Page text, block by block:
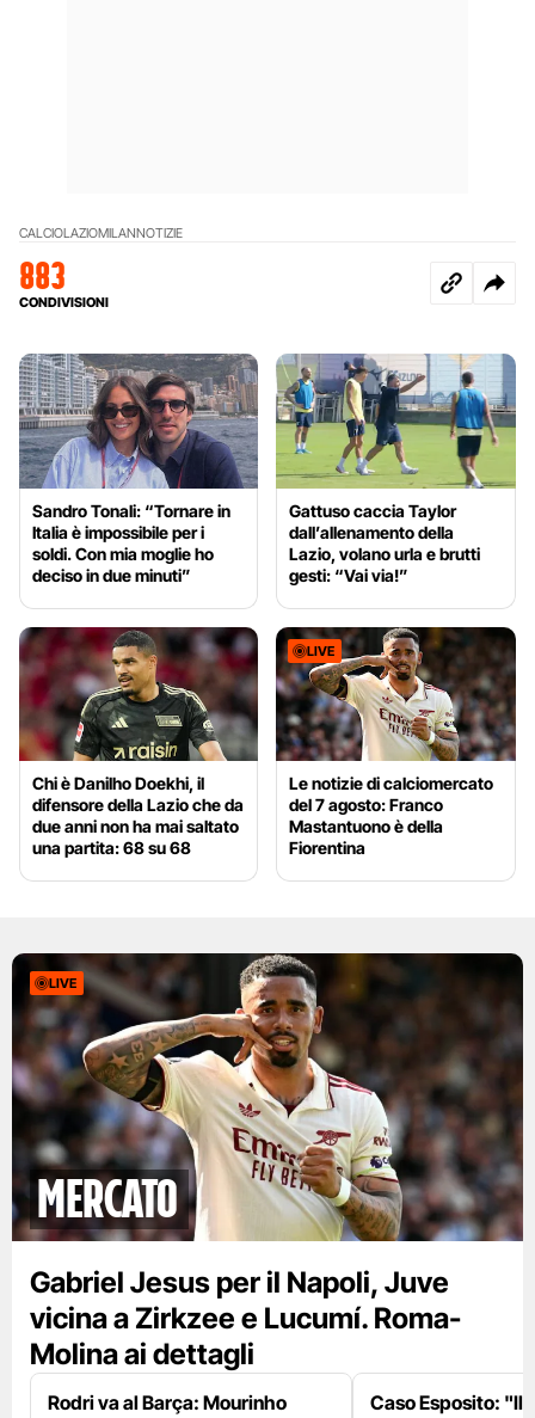
CALCIOLAZIOMILANNOTIZIE
883
CONDIVISIONI
Sandro Tonali: “Tornare in
Italia è impossibile per i
soldi. Con mia moglie ho
deciso in due minuti”
Gattuso caccia Taylor
dall’allenamento della
Lazio, volano urla e brutti
gesti: “Vai via!”
Chi è Danilho Doekhi, il
difensore della Lazio che da
due anni non ha mai saltato
una partita: 68 su 68
LIVE
Le notizie di calciomercato
del 7 agosto: Franco
Mastantuono è della
Fiorentina
LIVE
mercato
Gabriel Jesus per il Napoli, Juve
vicina a Zirkzee e Lucumí. Roma-
Molina ai dettagli
Rodri va al Barça: Mourinho
Caso Esposito: "Il